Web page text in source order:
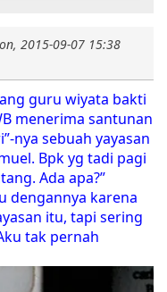
2015-09-07 15:38
guru wiyata bakti
menerima santunan
nya sebuah yayasan
Bpk yg tadi pagi
Ada apa?”
karena
itu, tapi sering
tak pernah